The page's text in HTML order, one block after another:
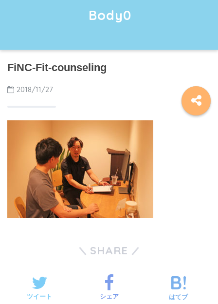
Body0
FiNC-Fit-counseling
2018/11/27
SHARE
ツイート シェア はてブ